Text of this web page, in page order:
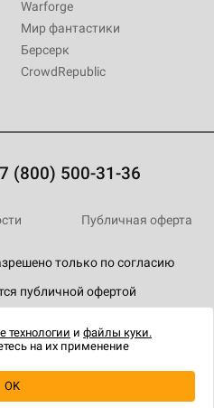
Warforge
Мир фантастики
Берсерк
CrowdRepublic
(800) 500-31-36
только по согласию
публичной офертой
Публичная оферта
технологии и файлы куки.
на их применение
OK